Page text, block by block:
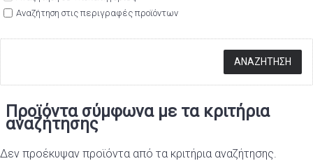
Αναζήτηση στις περιγραφές προϊόντων
Προϊόντα σύμφωνα με τα κριτήρια
αναζήτησης
Δεν προέκυψαν προϊόντα από τα κριτήρια αναζήτησης.